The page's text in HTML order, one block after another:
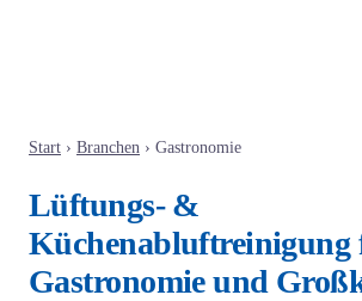
Start › Branchen › Gastronomie
Lüftungs- &
Küchenabluftreinigung
Gastronomie und